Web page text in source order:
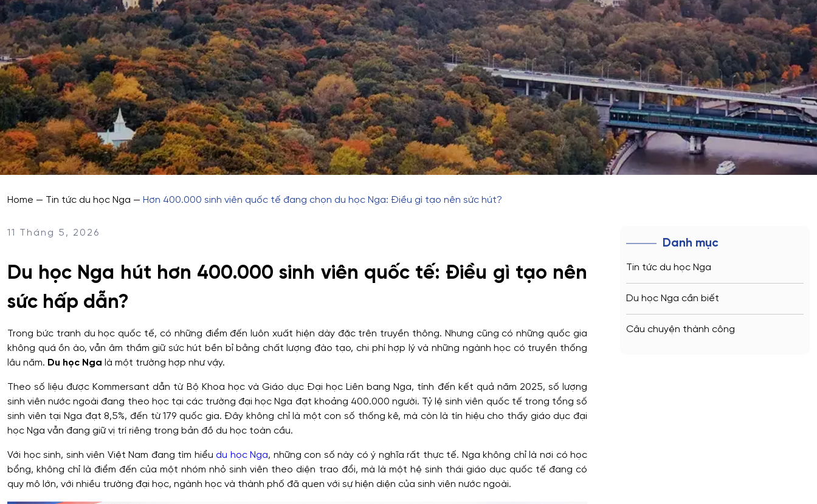
Home — Tin tức du học Nga — Hơn 400.000 sinh viên quốc tế đang chọn du học Nga: Điều gì tạo nên sức hút?
11 Tháng 5, 2026
Du học Nga hút hơn 400.000 sinh viên quốc tế: Điều gì tạo nên
sức hấp dẫn?
Trong bức tranh du học quốc tế, có những điểm đến luôn xuất hiện dày đặc trên truyền thông. Nhưng cũng có những quốc gia
không quá ồn ào, vẫn âm thầm giữ sức hút bền bỉ bằng chất lượng đào tạo, chi phí hợp lý và những ngành học có truyền thống
lâu năm. Du học Nga là một trường hợp như vậy.
Theo số liệu được Kommersant dẫn từ Bộ Khoa học và Giáo dục Đại học Liên bang Nga, tính đến kết quả năm 2025, số lượng
sinh viên nước ngoài đang theo học tại các trường đại học Nga đạt khoảng 400.000 người. Tỷ lệ sinh viên quốc tế trong tổng số
sinh viên tại Nga đạt 8,5%, đến từ 179 quốc gia. Đây không chỉ là một con số thống kê, mà còn là tín hiệu cho thấy giáo dục đại
học Nga vẫn đang giữ vị trí riêng trong bản đồ du học toàn cầu.
Với học sinh, sinh viên Việt Nam đang tìm hiểu du học Nga, những con số này có ý nghĩa rất thực tế. Nga không chỉ là nơi có học
bổng, không chỉ là điểm đến của một nhóm nhỏ sinh viên theo diện trao đổi, mà là một hệ sinh thái giáo dục quốc tế đang có
quy mô lớn, với nhiều trường đại học, ngành học và thành phố đã quen với sự hiện diện của sinh viên nước ngoài.
Danh mục
Tin tức du học Nga
Du học Nga cần biết
Câu chuyện thành công